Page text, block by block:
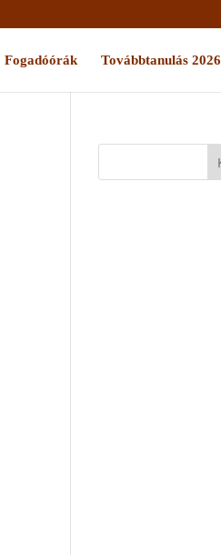
Fogadóórák Továbbtanulás 2026